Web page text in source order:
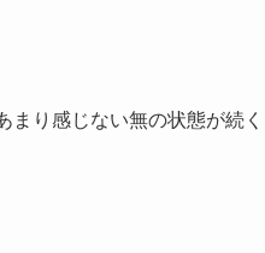
り感じない無の状態が続く